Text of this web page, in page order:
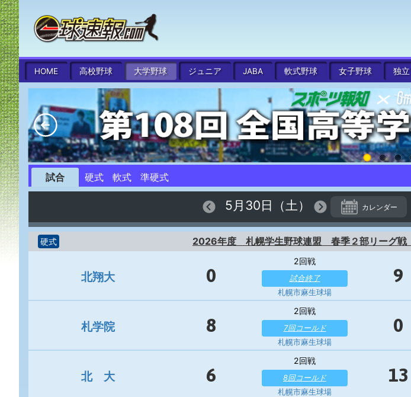
HOME 高校野球 大学野球 ジュニア JABA 軟式野球 女子野球 独立
試合 硬式 軟式 準硬式
5月30日（土） カレンダー
2026年度 札幌学生野球連盟 春季２部リーグ戦
硬式
北翔大 0
2回戦
試合終了
札幌市麻生球場
9
札学院 8
2回戦
7回コールド
札幌市麻生球場
0
北 大 6
2回戦
8回コールド
札幌市麻生球場
13